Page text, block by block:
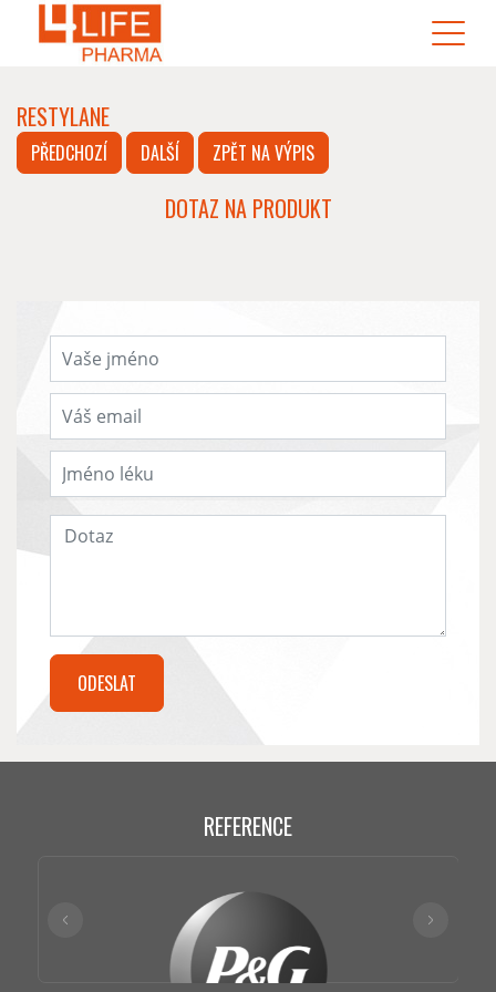
RESTYLANE
PŘEDCHOZÍ DALŠÍ ZPĚT NA VÝPIS
DOTAZ NA PRODUKT
REFERENCE